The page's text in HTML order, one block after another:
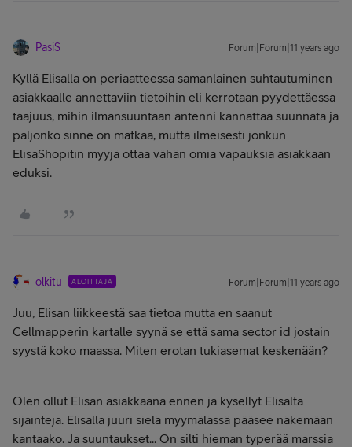
PasiS Forum|Forum|11 years ago
Kyllä Elisalla on periaatteessa samanlainen suhtautuminen
asiakkaalle annettaviin tietoihin eli kerrotaan pyydettäessa
taajuus, mihin ilmansuuntaan antenni kannattaa suunnata ja
paljonko sinne on matkaa, mutta ilmeisesti jonkun
ElisaShopitin myyjä ottaa vähän omia vapauksia asiakkaan
eduksi.
olkitu ALOITTAJA Forum|Forum|11 years ago
Juu, Elisan liikkeestä saa tietoa mutta en saanut
Cellmapperin kartalle syynä se että sama sector id jostain
syystä koko maassa. Miten erotan tukiasemat keskenään?
Olen ollut Elisan asiakkaana ennen ja kysellyt Elisalta
sijainteja. Elisalla juuri sielä myymälässä pääsee näkemään
kantaako. Ja suuntaukset... On silti hieman typerää marssia